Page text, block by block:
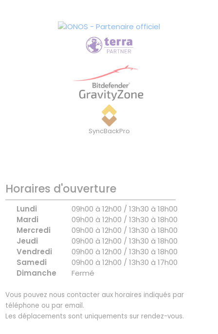
SyncBackPro
Horaires d'ouverture
Lundi
09h00 à 12h00 / 13h30 à 18h00
Mardi
09h00 à 12h00 / 13h30 à 18h00
Mercredi
09h00 à 12h00 / 13h30 à 18h00
Jeudi
09h00 à 12h00 / 13h30 à 18h00
Vendredi
09h00 à 12h00 / 13h30 à 18h00
Samedi
09h00 à 12h00 / 13h30 à 17h00
Dimanche
Fermé
Vous pouvez nous contacter aux horaires indiqués par
téléphone ou par email.
Les déplacements sont uniquements sur rendez-vous.